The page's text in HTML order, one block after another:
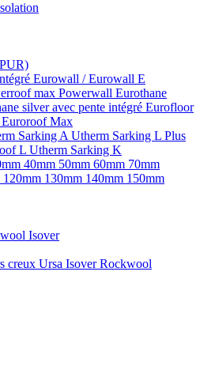
Eurowall / Eurowall E
max Powerwall Eurothane
silver avec pente intégré Eurofloor
Euroroof Max
Sarking A Utherm Sarking L Plus
L Utherm Sarking K
40mm 50mm 60mm 70mm
120mm 130mm 140mm 150mm
Isover
creux Ursa IsoverRockwool